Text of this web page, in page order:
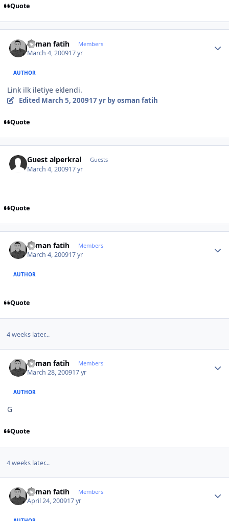
Quote
osman fatih Members
March 4, 200917 yr
AUTHOR
Link ilk iletiye eklendi.
Edited March 5, 200917 yrby osman fatih
Quote
Guest alperkral Guests
March 4, 200917 yr
Quote
osman fatih Members
March 4, 200917 yr
AUTHOR
Quote
4 weeks later...
osman fatih Members
March 28, 200917 yr
AUTHOR
G
Quote
4 weeks later...
osman fatih Members
April 24, 200917 yr